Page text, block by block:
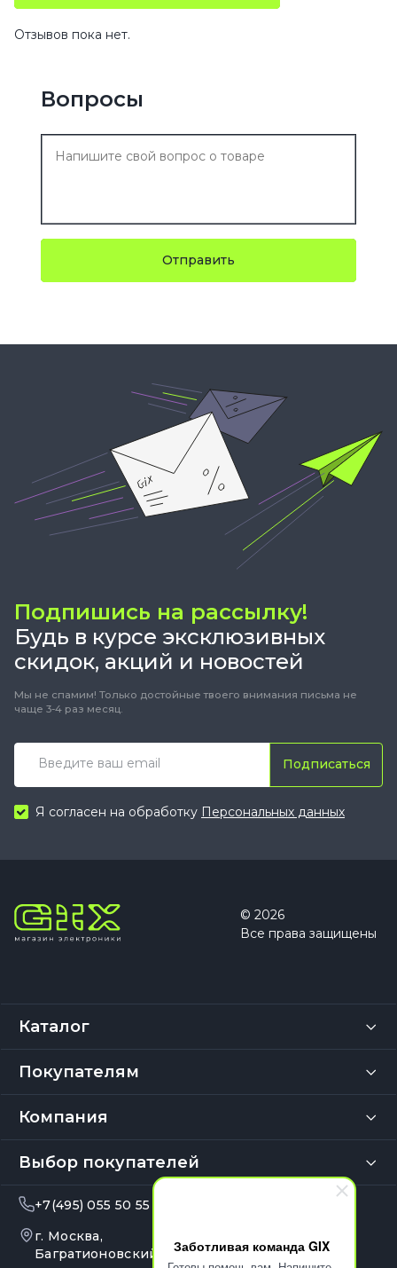
Заботливая команда GIX
Отзывов пока нет.
Вопросы
Отправить
Подпишись на рассылку!
Будь в курсе эксклюзивных
скидок, акций и новостей
Мы не спамим! Только достойные твоего внимания письма не
чаще 3-4 раз месяц.
Подписаться
Я согласен на обработку Персональных данных
© 2026
Все права защищены
Каталог
Покупателям
Компания
Выбор покупателей
+7(495) 055 50 55
г. Москва,
Багратионовский
Ежедневно